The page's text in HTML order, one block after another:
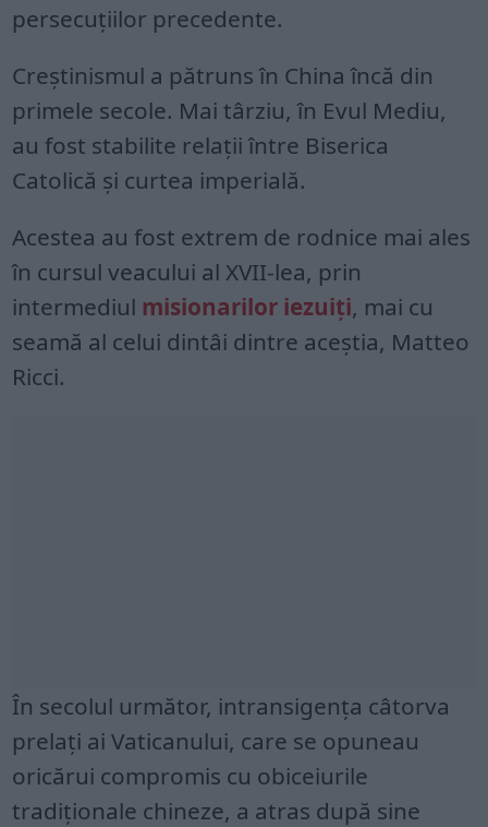
persecuțiilor precedente.
Creștinismul a pătruns în China încă din
primele secole. Mai târziu, în Evul Mediu,
au fost stabilite relații între Biserica
Catolică și curtea imperială.
Acestea au fost extrem de rodnice mai ales
în cursul veacului al XVII-lea, prin
intermediul misionarilor iezuiți, mai cu
seamă al celui dintâi dintre aceștia, Matteo
Ricci.
În secolul următor, intransigența câtorva
prelați ai Vaticanului, care se opuneau
oricărui compromis cu obiceiurile
tradiționale chineze, a atras după sine